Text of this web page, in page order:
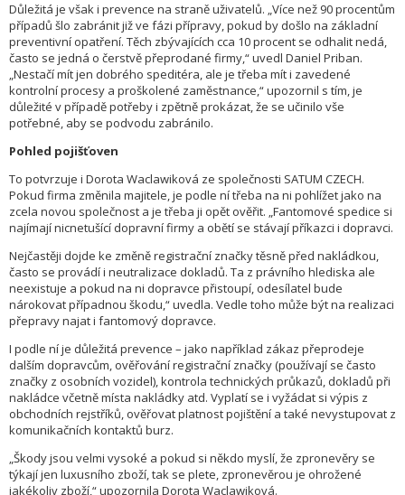
Důležitá je však i prevence na straně uživatelů. „Více než 90 procentům
případů šlo zabránit již ve fázi přípravy, pokud by došlo na základní
preventivní opatření. Těch zbývajících cca 10 procent se odhalit nedá,
často se jedná o čerstvě přeprodané firmy,“ uvedl Daniel Priban.
„Nestačí mít jen dobrého speditéra, ale je třeba mít i zavedené
kontrolní procesy a proškolené zaměstnance,“ upozornil s tím, je
důležité v případě potřeby i zpětně prokázat, že se učinilo vše
potřebné, aby se podvodu zabránilo.
Pohled pojišťoven
To potvrzuje i Dorota Waclawiková ze společnosti SATUM CZECH.
Pokud firma změnila majitele, je podle ní třeba na ni pohlížet jako na
zcela novou společnost a je třeba ji opět ověřit. „Fantomové spedice si
najímají nicnetušící dopravní firmy a obětí se stávají příkazci i dopravci.
Nejčastěji dojde ke změně registrační značky těsně před nakládkou,
často se provádí i neutralizace dokladů. Ta z právního hlediska ale
neexistuje a pokud na ni dopravce přistoupí, odesílatel bude
nárokovat případnou škodu,“ uvedla. Vedle toho může být na realizaci
přepravy najat i fantomový dopravce.
I podle ní je důležitá prevence – jako například zákaz přeprodeje
dalším dopravcům, ověřování registrační značky (používají se často
značky z osobních vozidel), kontrola technických průkazů, dokladů při
nakládce včetně místa nakládky atd. Vyplatí se i vyžádat si výpis z
obchodních rejstříků, ověřovat platnost pojištění a také nevystupovat z
komunikačních kontaktů burz.
„Škody jsou velmi vysoké a pokud si někdo myslí, že zpronevěry se
týkají jen luxusního zboží, tak se plete, zpronevěrou je ohrožené
jakékoliv zboží,“ upozornila Dorota Waclawiková.